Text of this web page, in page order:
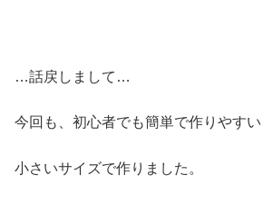
…話戻しまして…
今回も、初心者でも簡単で作りやすい
小さいサイズで作りました。